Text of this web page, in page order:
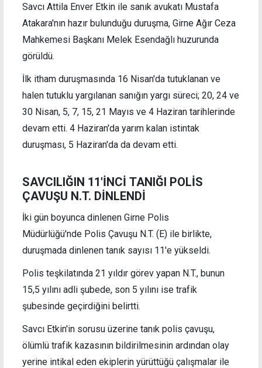
Savcı Attila Enver Etkin ile sanık avukatı Mustafa
Atakara'nın hazır bulunduğu duruşma, Girne Ağır Ceza
Mahkemesi Başkanı Melek Esendağlı huzurunda
görüldü.
İlk itham duruşmasında 16 Nisan'da tutuklanan ve
halen tutuklu yargılanan sanığın yargı süreci; 20, 24 ve
30 Nisan, 5, 7, 15, 21 Mayıs ve 4 Haziran tarihlerinde
devam etti. 4 Haziran'da yarım kalan istintak
duruşması, 5 Haziran'da da devam etti.
SAVCILIĞIN 11'İNCİ TANIĞI POLİS
ÇAVUŞU N.T. DİNLENDİ
İki gün boyunca dinlenen Girne Polis
Müdürlüğü'nde Polis Çavuşu N.T. (E) ile birlikte,
duruşmada dinlenen tanık sayısı 11'e yükseldi.
Polis teşkilatında 21 yıldır görev yapan N.T., bunun
15,5 yılını adli şubede, son 5 yılını ise trafik
şubesinde geçirdiğini belirtti.
Savcı Etkin'in sorusu üzerine tanık polis çavuşu,
ölümlü trafik kazasının bildirilmesinin ardından olay
yerine intikal eden ekiplerin yürüttüğü çalışmalar ile